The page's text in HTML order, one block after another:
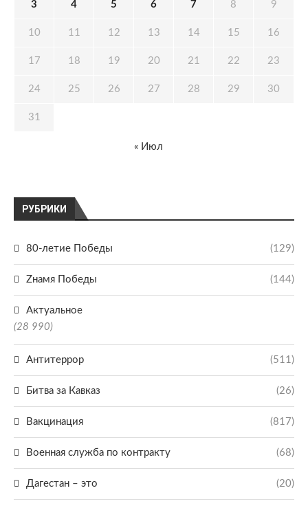
РУБРИКИ
80-летие Победы (129)
Zнамя Победы (144)
Актуальное
(28 990)
Антитеррор (511)
Битва за Кавказ (26)
Вакцинация (817)
Военная служба по контракту (68)
Дагестан – это (20)
3 4 5 6 7 8 9
10 11 12 13 14 15 16
17 18 19 20 21 22 23
24 25 26 27 28 29 30
31
« Июл